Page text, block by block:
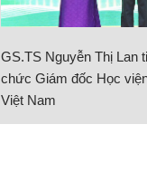
GS.TS Nguyễn Thị Lan
chức Giám đốc Học
Việt Nam